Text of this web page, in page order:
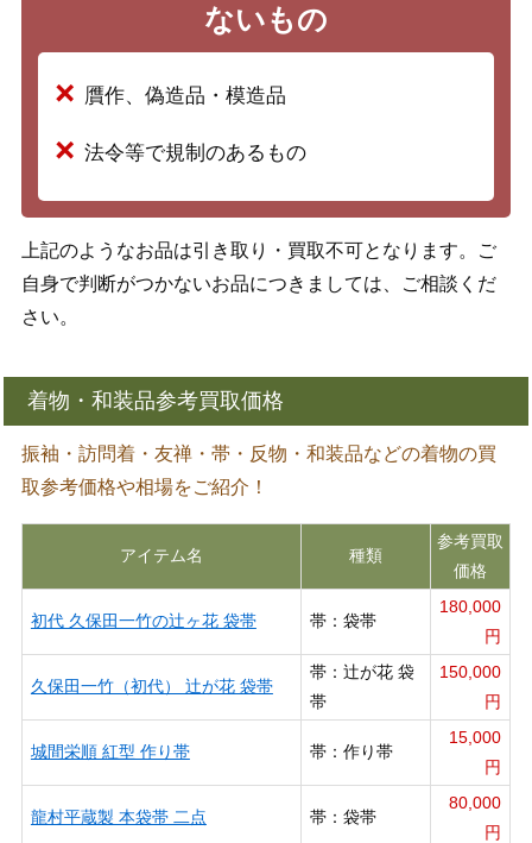
ないもの
贋作、偽造品・模造品
法令等で規制のあるもの
上記のようなお品は引き取り・買取不可となります。ご
自身で判断がつかないお品につきましては、ご相談くだ
さい。
着物・和装品参考買取価格
振袖・訪問着・友禅・帯・反物・和装品などの着物の買
取参考価格や相場をご紹介！
アイテム名 種類
参考買取
価格
初代 久保田一竹の辻ヶ花 袋帯 帯：袋帯
180,000
円
久保田一竹（初代） 辻が花 袋帯
帯：辻が花 袋
帯
150,000
円
城間栄順 紅型 作り帯 帯：作り帯
15,000
円
龍村平蔵製 本袋帯 二点 帯：袋帯
80,000
円